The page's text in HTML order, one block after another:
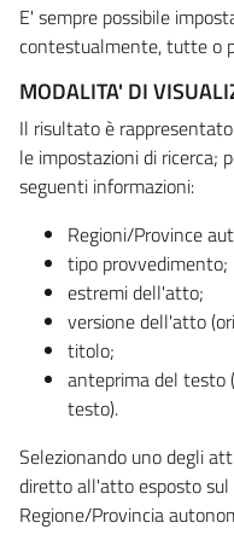
E' sempre possibile
contestualmente, tutte o
MODALITA' DI
Il risultato è
le impostazioni di ricerca;
seguenti informazioni:
Regioni/Province
tipo provvedimento;
estremi dell'atto;
versione dell'atto
titolo;
anteprima del testo
testo).
Selezionando uno degli
diretto all'atto esposto
Regione/Provincia